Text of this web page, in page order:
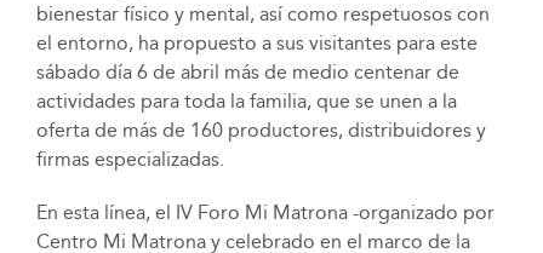
bienestar físico y mental, así como respetuosos con
el entorno, ha propuesto a sus visitantes para este
sábado día 6 de abril más de medio centenar de
actividades para toda la familia, que se unen a la
oferta de más de 160 productores, distribuidores y
firmas especializadas.
En esta línea, el IV Foro Mi Matrona -organizado por
Centro Mi Matrona y celebrado en el marco de la